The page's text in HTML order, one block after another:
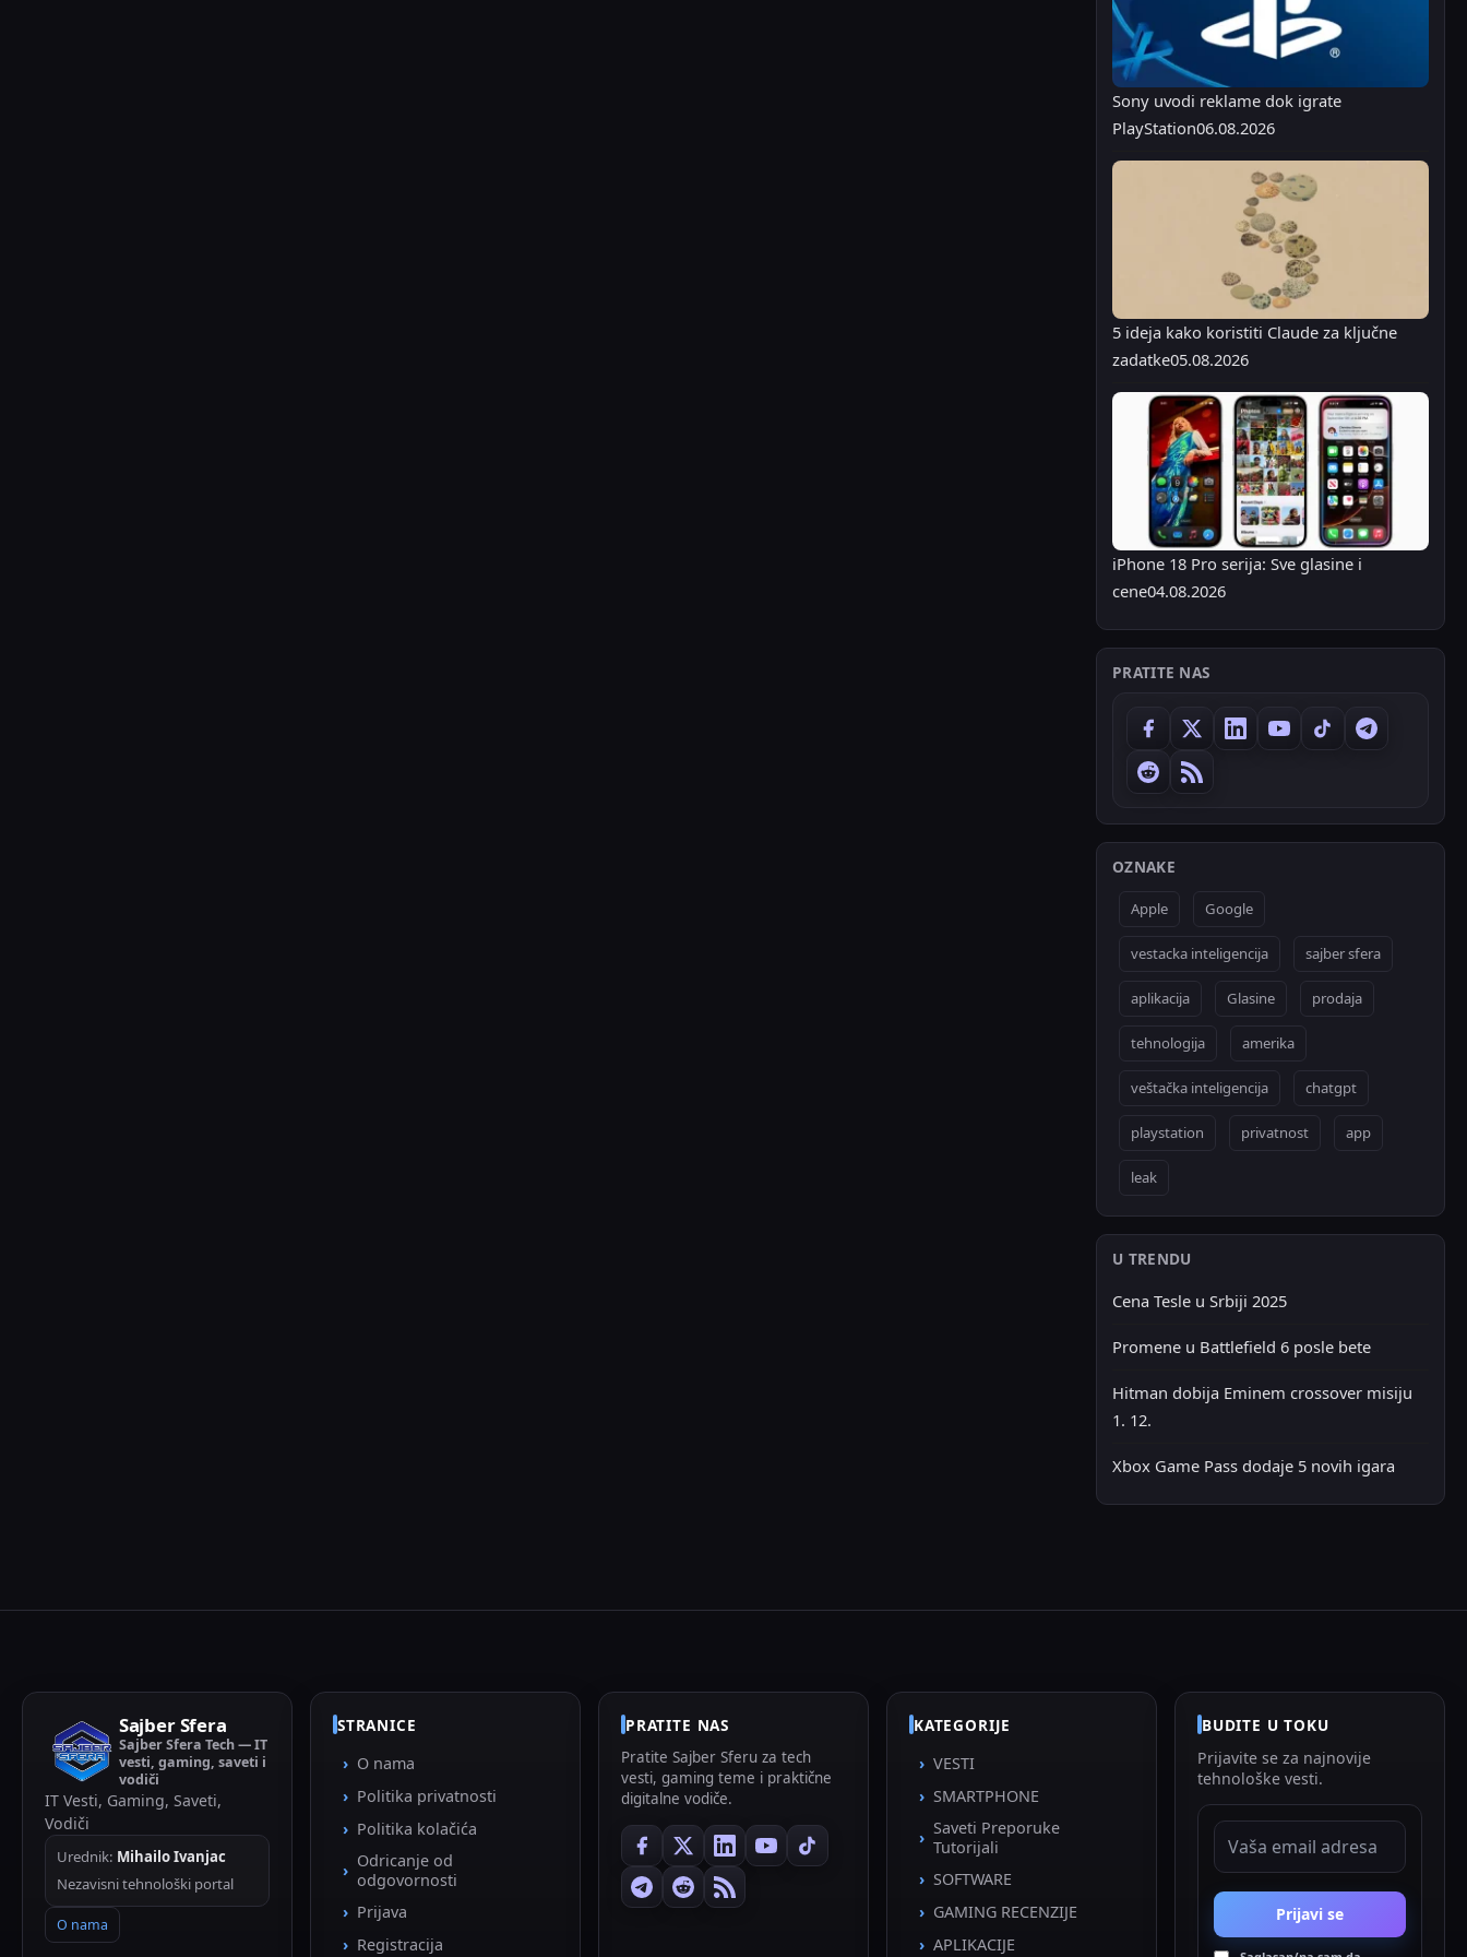
Sony uvodi reklame dok igrate
PlayStation06.08.2026
5 ideja kako koristiti Claude za ključne
zadatke05.08.2026
iPhone 18 Pro serija: Sve glasine i
cene04.08.2026
PRATITE NAS
OZNAKE
Apple Google
vestacka inteligencija sajber sfera
aplikacija Glasine prodaja
tehnologija amerika
veštačka inteligencija chatgpt
playstation privatnost app
leak
U TRENDU
Cena Tesle u Srbiji 2025
Promene u Battlefield 6 posle bete
Hitman dobija Eminem crossover misiju
1. 12.
Xbox Game Pass dodaje 5 novih igara
Sajber Sfera
Sajber Sfera Tech — IT
vesti, gaming, saveti i
vodiči
IT Vesti, Gaming, Saveti,
Vodiči
Urednik: Mihailo Ivanjac
Nezavisni tehnološki portal
O nama
STRANICE
O nama
Politika privatnosti
Politika kolačića
Odricanje od
odgovornosti
Prijava
Registracija
PRATITE NAS
Pratite Sajber Sferu za tech
vesti, gaming teme i praktične
digitalne vodiče.
KATEGORIJE
VESTI
SMARTPHONE
Saveti Preporuke
Tutorijali
SOFTWARE
GAMING RECENZIJE
APLIKACIJE
BUDITE U TOKU
Prijavite se za najnovije
tehnološke vesti.
EMAIL ADRESA
Prijavi se